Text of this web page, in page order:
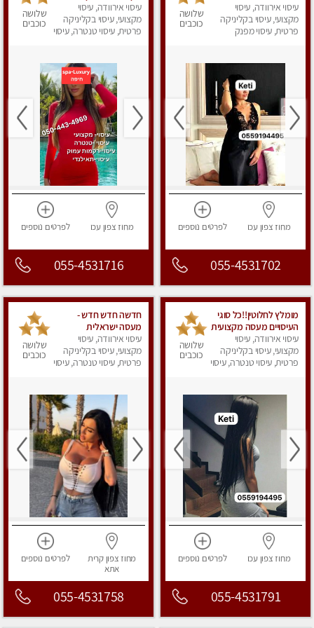
עיסוי אירוודה, עיסוי
מקצועי, עיסוי בקליניקה
פרטית, עיסוי מפנק
שלושה
כוכבים
מחוז צפוןעכו לפרטים נוספים
055-4531702
עיסוי אירוודה, עיסוי
מקצועי, עיסוי בקליניקה
פרטית, עיסוי טנטרה, עיסוי
שלושה
כוכבים
מחוז צפוןעכו לפרטים נוספים
055-4531716
מומלץ לחלוטין!!כל סוגי
העיסויים מעסה מקצועית
ואיכותית פרטי!!! בקריות
עיסוי אירוודה, עיסוי
מקצועי, עיסוי בקליניקה
פרטית, עיסוי טנטרה, עיסוי
שלושה
כוכבים
מחוז צפוןעכו לפרטים נוספים
055-4531791
חדשה חדש חדש -
מעסה ישראלית
מהממת, חדשה לגמרי
בקריות
עיסוי אירוודה, עיסוי
מקצועי, עיסוי בקליניקה
פרטית, עיסוי טנטרה, עיסוי
שלושה
כוכבים
מחוז צפוןקרית
אתא
לפרטים נוספים
055-4531758